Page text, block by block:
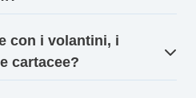
con i volantini, i
cartacee?